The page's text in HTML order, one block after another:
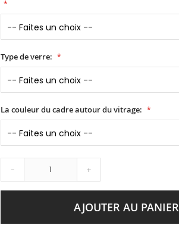
Type de verre:
La couleur du cadre autour du vitrage:
- +
AJOUTER AU PANIER